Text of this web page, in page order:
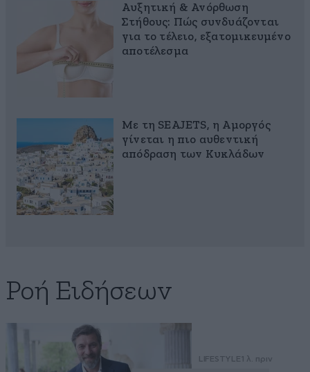
Αυξητική & Ανόρθωση
Στήθους: Πώς συνδυάζονται
για το τέλειο, εξατομικευμένο
αποτέλεσμα
Με τη SEAJETS, η Αμοργός
γίνεται η πιο αυθεντική
απόδραση των Κυκλάδων
Ροή Ειδήσεων
LIFESTYLE 1 λ. πριν